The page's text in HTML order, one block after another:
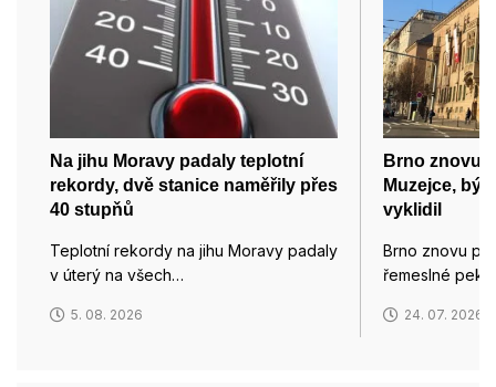
Na jihu Moravy padaly teplotní
rekordy, dvě stanice naměřily přes
40 stupňů
Teplotní rekordy na jihu Moravy padaly
v úterý na všech…
5. 08. 2026
Brno znovu
Muzejce,
vyklidil
Brno znovu
řemeslné
24. 07. 2026